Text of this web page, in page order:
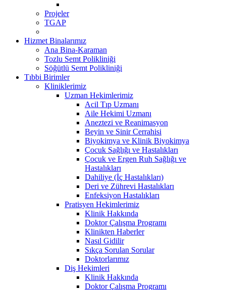
Projeler
TGAP
Hizmet Binalarımız
Ana Bina-Karaman
Tozlu Semt Polikliniği
Söğütlü Semt Polikliniği
Tıbbi Birimler
Kliniklerimiz
Uzman Hekimlerimiz
Acil Tıp Uzmanı
Aile Hekimi Uzmanı
Aneztezi ve Reanimasyon
Beyin ve Sinir Cerrahisi
Biyokimya ve Klinik Biyokimya
Çocuk Sağlığı ve Hastalıkları
Çocuk ve Ergen Ruh Sağlığı ve
Hastalıkları
Dahiliye (İç Hastalıkları)
Deri ve Zührevi Hastalıkları
Enfeksiyon Hastalıkları
Pratisyen Hekimlerimiz
Klinik Hakkında
Doktor Çalışma Programı
Klinikten Haberler
Nasıl Gidilir
Sıkça Sorulan Sorular
Doktorlarımız
Diş Hekimleri
Klinik Hakkında
Doktor Çalışma Programı